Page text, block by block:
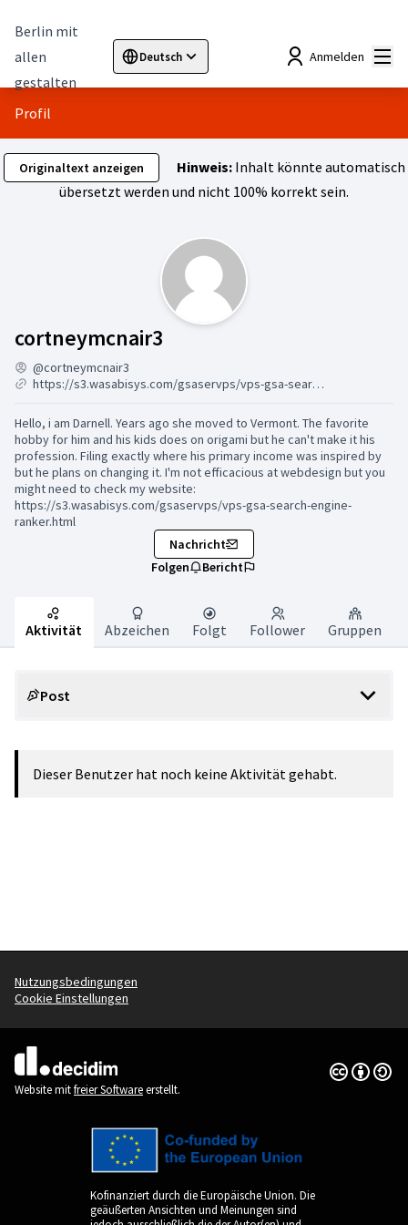
Berlin mit
allen
gestalten
Deutsch
Sprache wählen Choose languageElegir el idioma
Anmelden
Profil
Originaltext anzeigen Hinweis:Inhalt könnte automatisch
übersetzt werden und nicht 100% korrekt sein.
cortneymcnair3
@cortneymcnair3
https://s3.wasabisys.com/gsaservps/vps-gsa-search-engine-ranker.html
Hello, i am Darnell. Years ago she moved to Vermont. The favorite
hobby for him and his kids does on origami but he can't make it his
profession. Filing exactly where his primary income was inspired by
but he plans on changing it. I'm not efficacious at webdesign but you
might need to check my website:
https://s3.wasabisys.com/gsaservps/vps-gsa-search-engine-
ranker.html
Nachricht
Folgen
Bericht
Aktivität Abzeichen Folgt Follower Gruppen
Post
Dieser Benutzer hat noch keine Aktivität gehabt.
Nutzungsbedingungen
Cookie Einstellungen
(Externer Link)
Website mitfreier Softwareerstellt.
Creative
(Externer
Kofinanziert durch die Europäische Union. Die
geäußerten Ansichten und Meinungen sind